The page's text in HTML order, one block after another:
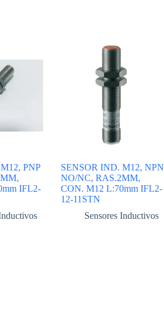
PNP
IFL2-
SENSOR IND. M12, NPN
NO/NC, RAS.2MM,
CON. M12 L:70mm IFL2-
12-11STN
Sensores Inductivos